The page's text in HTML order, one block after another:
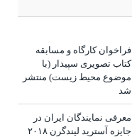
فراخوان کارگاه و مسابقه
کتاب تصویری سپیدار (با
موضوع محیط زیست) منتشر
شد
معرفی نمایندگان ایران در
جایزه آسترید لیندگرن ۲۰۱۸